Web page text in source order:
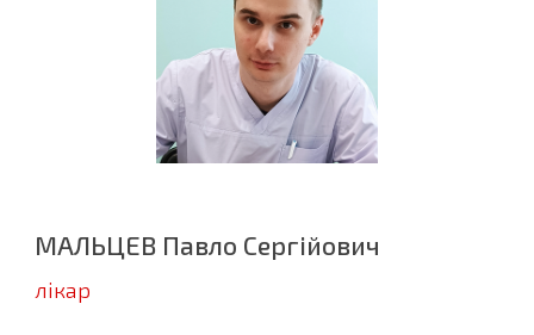
МАЛЬЦЕВ Павло Сергійович
лікар